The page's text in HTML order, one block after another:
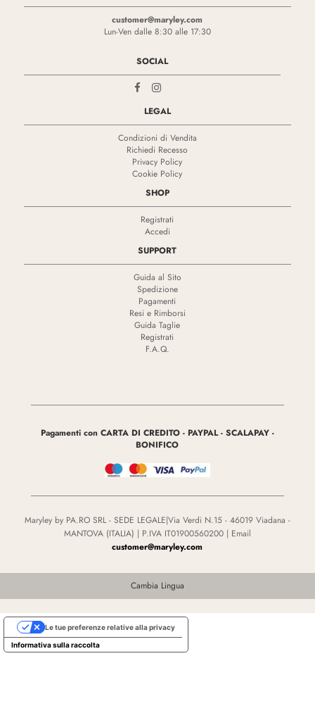
customer@maryley.com
Lun-Ven dalle 8:30 alle 17:30
SOCIAL
LEGAL
Condizioni di Vendita
Richiedi Recesso
Privacy Policy
Cookie Policy
SHOP
Registrati
Accedi
SUPPORT
Guida al Sito
Spedizione
Pagamenti
Resi e Rimborsi
Guida Taglie
Registrati
F.A.Q.
Pagamenti con CARTA DI CREDITO - PAYPAL - SCALAPAY -
BONIFICO
Maryley by PA.RO SRL - SEDE LEGALE|Via Verdi N.15 - 46019 Viadana -
MANTOVA (ITALIA) | P.IVA IT01900560200 | Email
customer@maryley.com
Cambia Lingua
Informativa sulla raccolta
Le tue preferenze relative alla privacy